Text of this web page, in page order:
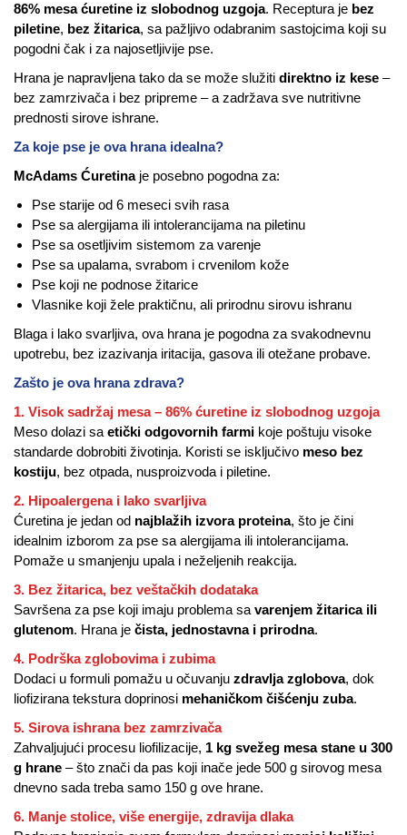
86% mesa ćuretine iz slobodnog uzgoja. Receptura je bez
piletine, bez žitarica, sa pažljivo odabranim sastojcima koji su
pogodni čak i za najosetljivije pse.
Hrana je napravljena tako da se može služiti direktno iz kese –
bez zamrzivača i bez pripreme – a zadržava sve nutritivne
prednosti sirove ishrane.
Za koje pse je ova hrana idealna?
McAdams Ćuretinaje posebno pogodna za:
Pse starije od 6 meseci svih rasa
Pse sa alergijama ili intolerancijama na piletinu
Pse sa osetljivim sistemom za varenje
Pse sa upalama, svrabom i crvenilom kože
Pse koji ne podnose žitarice
Vlasnike koji žele praktičnu, ali prirodnu sirovu ishranu
Blaga i lako svarljiva, ova hrana je pogodna za svakodnevnu
upotrebu, bez izazivanja iritacija, gasova ili otežane probave.
Zašto je ova hrana zdrava?
1. Visok sadržaj mesa – 86% ćuretine iz slobodnog uzgoja
Meso dolazi sa etički odgovornih farmi koje poštuju visoke
standarde dobrobiti životinja. Koristi se isključivo meso bez
kostiju, bez otpada, nusproizvoda i piletine.
2. Hipoalergena i lako svarljiva
Ćuretina je jedan od najblažih izvora proteina, što je čini
idealnim izborom za pse sa alergijama ili intolerancijama.
Pomaže u smanjenju upala i neželjenih reakcija.
3. Bez žitarica, bez veštačkih dodataka
Savršena za pse koji imaju problema sa varenjem žitarica ili
glutenom. Hrana je čista, jednostavna i prirodna.
4. Podrška zglobovima i zubima
Dodaci u formuli pomažu u očuvanju zdravlja zglobova, dok
liofizirana tekstura doprinosi mehaničkom čišćenju zuba.
5. Sirova ishrana bez zamrzivača
Zahvaljujući procesu liofilizacije, 1 kg svežeg mesa stane u 300
g hrane – što znači da pas koji inače jede 500 g sirovog mesa
dnevno sada treba samo 150 g ove hrane.
6. Manje stolice, više energije, zdravija dlaka